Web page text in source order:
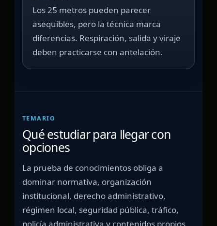
Los 25 metros pueden parecer
asequibles, pero la técnica marca
diferencias. Respiración, salida y viraje
deben practicarse con antelación.
TEMARIO
Qué estudiar para llegar con
opciones
La prueba de conocimientos obliga a
dominar normativa, organización
institucional, derecho administrativo,
régimen local, seguridad pública, tráfico,
policía administrativa y contenidos propios